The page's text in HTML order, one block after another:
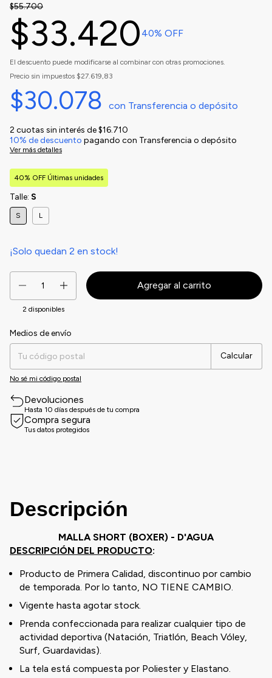
$55.700
$33.420 40% OFF
El descuento puede modificarse al combinar con otras promociones.
Precio sin impuestos $27.619,83
$30.078 con Transferencia o depósito
2 cuotas sin interés de$16.710
10% de descuento pagando con Transferencia o depósito
Ver más detalles
40% OFF Últimas unidades
Talle: S
S L
¡Solo quedan 2 en stock!
2 disponibles
Entregas para el CP:
Medios de envío
Calcular
No sé mi código postal
Devoluciones
Hasta 10 días después de tu compra
Compra segura
Tus datos protegidos
Descripción
MALLA SHORT (BOXER) - D'AGUA
DESCRIPCIÓN DEL PRODUCTO:
Producto de Primera Calidad, discontinuo por cambio
de temporada. Por lo tanto, NO TIENE CAMBIO.
Vigente hasta agotar stock.
Prenda confeccionada para realizar cualquier tipo de
actividad deportiva (Natación, Triatlón, Beach Vóley,
Surf, Guardavidas).
La tela está compuesta por Poliester y Elastano.